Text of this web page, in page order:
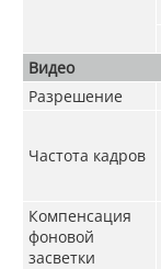
Видео
Разрешение
Частота кадров
Компенсация
фоновой
засветки